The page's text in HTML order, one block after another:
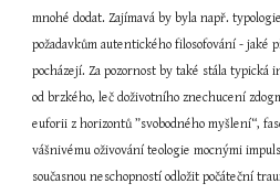
mnohé dodat. Zajímavá by byla např.
požadavkům autentického filosofování - jaké
pocházejí. Za pozornost by také stála
od brzkého, leč doživotního znechucení
euforii z horizontů ”svobodného myšlení“,
vášnivému oživování teologie mocnými
současnou neschopností odložit počáteční